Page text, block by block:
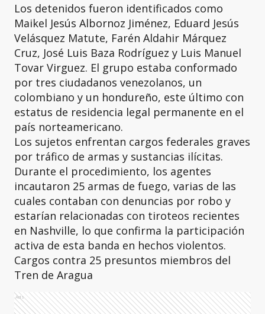
Los detenidos fueron identificados como
Maikel Jesús Albornoz Jiménez, Eduard Jesús
Velásquez Matute, Farén Aldahir Márquez
Cruz, José Luis Baza Rodríguez y Luis Manuel
Tovar Virguez. El grupo estaba conformado
por tres ciudadanos venezolanos, un
colombiano y un hondureño, este último con
estatus de residencia legal permanente en el
país norteamericano.
Los sujetos enfrentan cargos federales graves
por tráfico de armas y sustancias ilícitas.
Durante el procedimiento, los agentes
incautaron 25 armas de fuego, varias de las
cuales contaban con denuncias por robo y
estarían relacionadas con tiroteos recientes
en Nashville, lo que confirma la participación
activa de esta banda en hechos violentos.
Cargos contra 25 presuntos miembros del
Tren de Aragua
Ads